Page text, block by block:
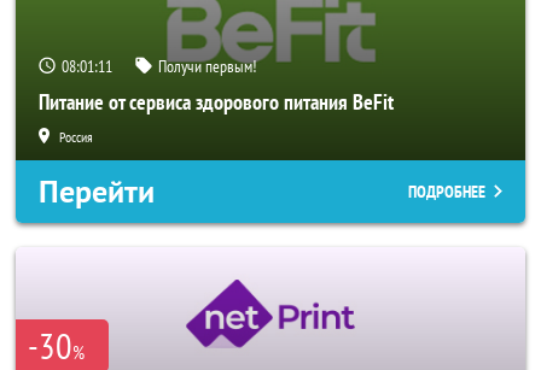
08:01:08 Получи первым!
Питание от сервиса здорового питания BeFit
Россия
Перейти ПОДРОБНЕЕ
-30%